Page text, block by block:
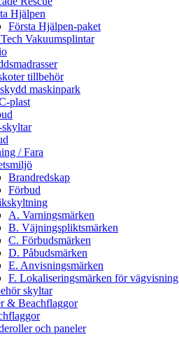
Hjälpen
Första Hjälpen-paket
Vakuumsplintar
tillbehör
maskinpark
plast
/ Fara
Brandredskap
Förbud
A. Varningsmärken
B. Väjningspliktsmärken
C. Förbudsmärken
D. Påbudsmärken
E. Anvisningsmärken
F. Lokaliseringsmärken för vägvisning
skyltar
& Beachflaggor
och paneler